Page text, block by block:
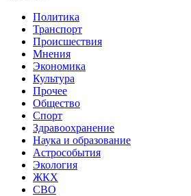
Политика
Транспорт
Происшествия
Мнения
Экономика
Культура
Прочее
Общество
Спорт
Здравоохранение
Наука и образование
Астрособытия
Экология
ЖКХ
СВО